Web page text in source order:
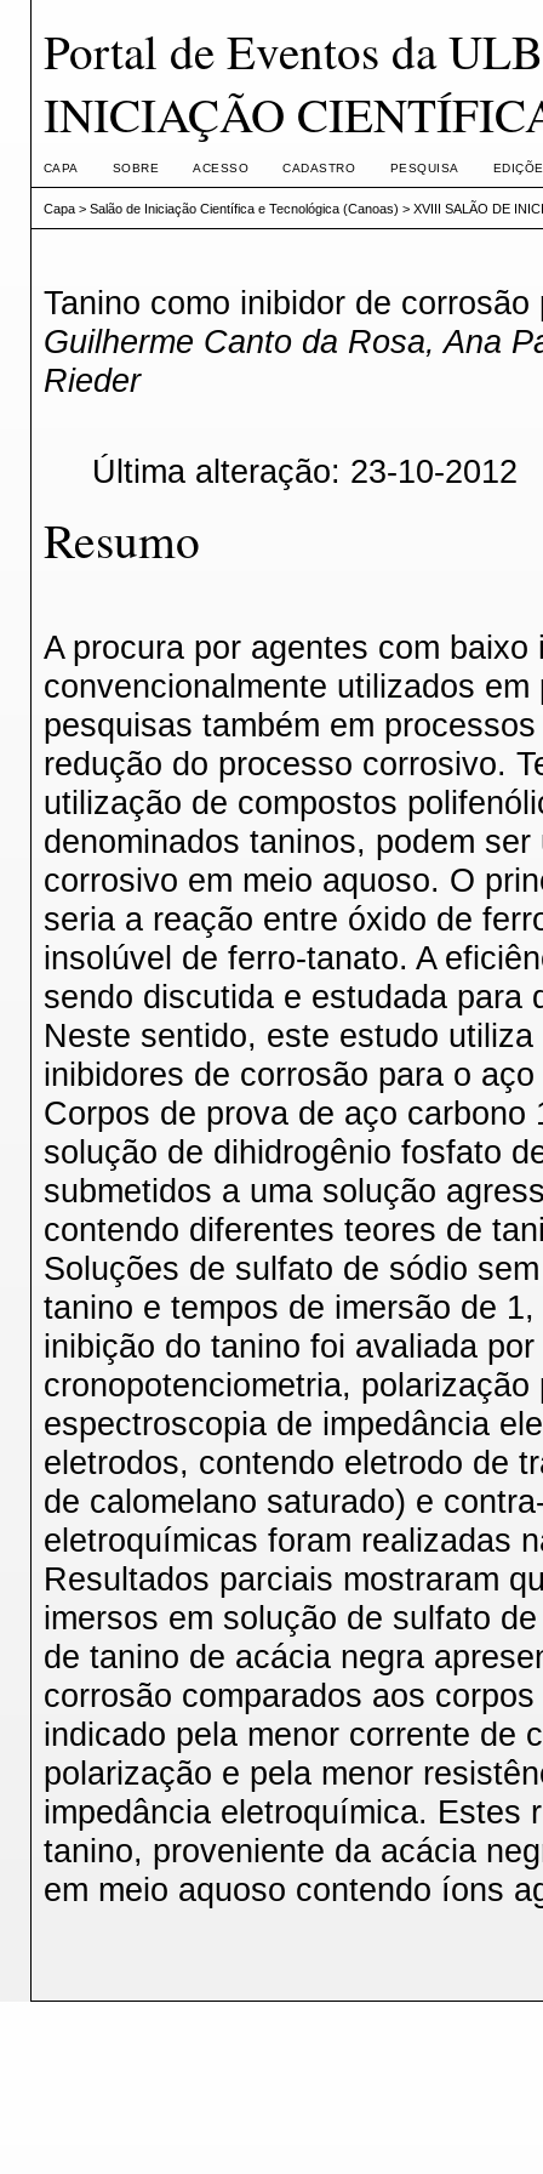
Portal de Eventos da
INICIAÇÃO
CAPA SOBRE ACESSO CADASTRO PESQUISA
Capa> Salão de Iniciação Científica e Tecnológica (Canoas) > XVIII SALÃO DE
Tanino como inibidor de
Guilherme Canto da Rosa, Ana
Rieder
Última alteração: 23-10-2012
Resumo
A procura por agentes com
convencionalmente utilizados
pesquisas também em
redução do processo corrosivo.
utilização de compostos
denominados taninos, podem
corrosivo em meio aquoso. O
seria a reação entre óxido de
insolúvel de ferro-tanato. A
sendo discutida e estudada para
Neste sentido, este estudo
inibidores de corrosão para o
Corpos de prova de aço
solução de dihidrogênio fosfato
submetidos a uma solução
contendo diferentes teores de
Soluções de sulfato de sódio
tanino e tempos de imersão de
inibição do tanino foi avaliada
cronopotenciometria,
espectroscopia de impedância
eletrodos, contendo eletrodo de
de calomelano saturado) e
eletroquímicas foram realizadas
Resultados parciais mostraram
imersos em solução de sulfato
de tanino de acácia negra
corrosão comparados aos
indicado pela menor corrente de
polarização e pela menor
impedância eletroquímica. Estes
tanino, proveniente da acácia
em meio aquoso contendo íons